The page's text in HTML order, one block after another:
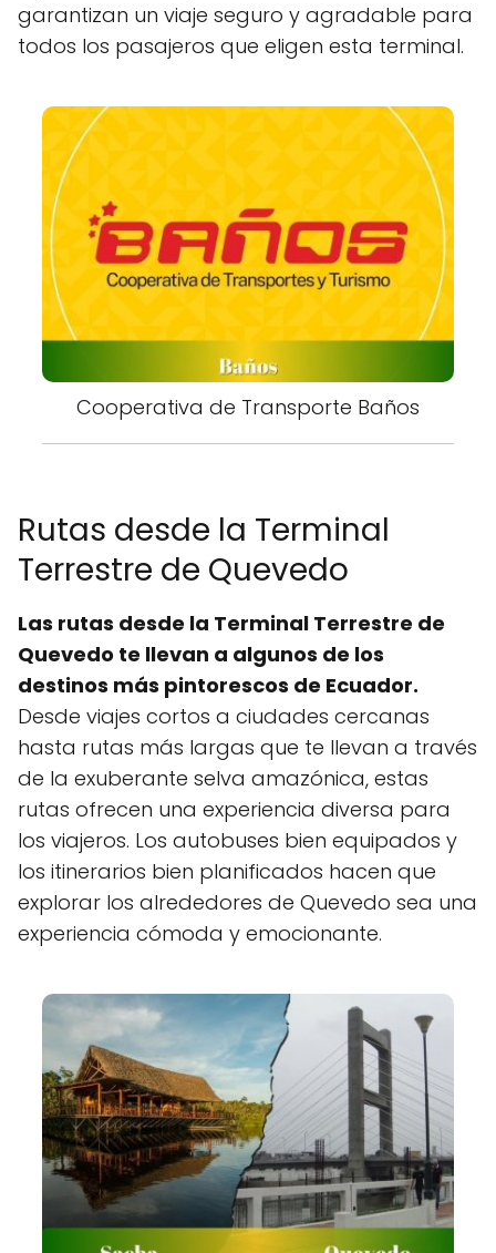
garantizan un viaje seguro y agradable para
todos los pasajeros que eligen esta terminal.
Cooperativa de Transporte Baños
Rutas desde la Terminal
Terrestre de Quevedo
Las rutas desde la Terminal Terrestre de
Quevedo te llevan a algunos de los
destinos más pintorescos de Ecuador.
Desde viajes cortos a ciudades cercanas
hasta rutas más largas que te llevan a través
de la exuberante selva amazónica, estas
rutas ofrecen una experiencia diversa para
los viajeros. Los autobuses bien equipados y
los itinerarios bien planificados hacen que
explorar los alrededores de Quevedo sea una
experiencia cómoda y emocionante.